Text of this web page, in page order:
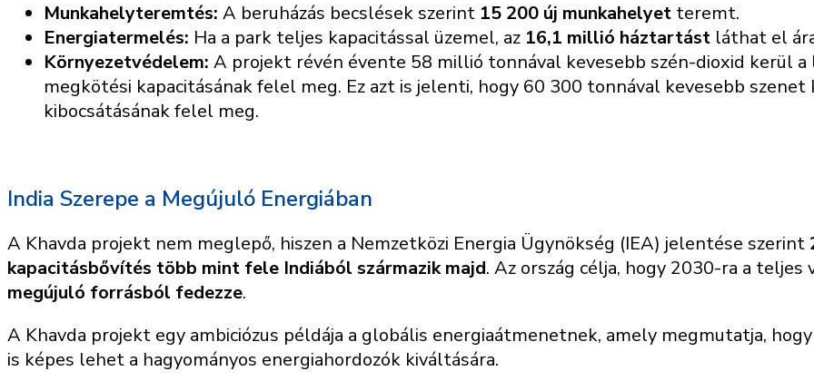
Munkahelyteremtés: A beruházás becslések szerint 15 200 új munkahelyet teremt.
Energiatermelés: Ha a park teljes kapacitással üzemel, az 16,1 millió háztartást láthat el
Környezetvédelem: A projekt révén évente 58 millió tonnával kevesebb szén-dioxid kerül
megkötési kapacitásának felel meg. Ez azt is jelenti, hogy 60 300 tonnával kevesebb
kibocsátásának felel meg.
India Szerepe a Megújuló Energiában
A Khavda projekt nem meglepő, hiszen a Nemzetközi Energia Ügynökség (IEA) jelentése szerint
kapacitásbővítés több mint fele Indiából származik majd. Az ország célja, hogy 2030-ra a
megújuló forrásból fedezze.
A Khavda projekt egy ambiciózus példája a globális energiaátmenetnek, amely megmutatja,
is képes lehet a hagyományos energiahordozók kiváltására.